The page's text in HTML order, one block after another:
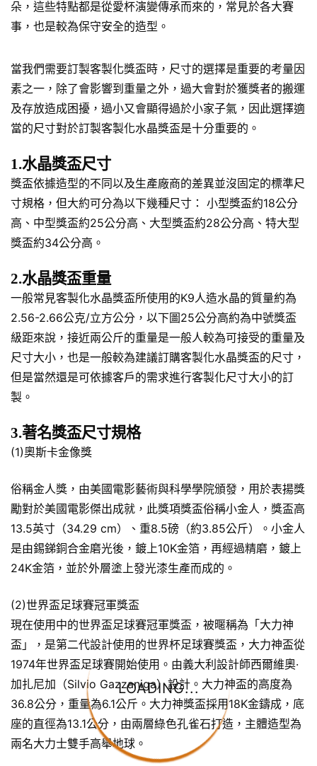
LOADING...
朵，這些特點都是從愛杯演變傳承而來的，常見於各大賽
事，也是較為保守安全的造型。
當我們需要訂製客製化獎盃時，尺寸的選擇是重要的考量因
素之一，除了會影響到重量之外，過大會對於獲獎者的搬運
及存放造成困擾，過小又會顯得過於小家子氣，因此選擇適
當的尺寸對於訂製客製化水晶獎盃是十分重要的。
1.水晶獎盃尺寸
獎盃依據造型的不同以及生產廠商的差異並沒固定的標準尺
寸規格，但大約可分為以下幾種尺寸： 小型獎盃約18公分
高、中型獎盃約25公分高、大型獎盃約28公分高、特大型
獎盃約34公分高。
2.水晶獎盃重量
一般常見客製化水晶獎盃所使用的K9人造水晶的質量約為
2.56-2.66公克/立方公分，以下圖25公分高約為中號獎盃
級距來說，接近兩公斤的重量是一般人較為可接受的重量及
尺寸大小，也是一般較為建議訂購客製化水晶獎盃的尺寸，
但是當然還是可依據客戶的需求進行客製化尺寸大小的訂
製。
3.著名獎盃尺寸規格
(1)奧斯卡金像獎
俗稱金人獎，由美國電影藝術與科學學院頒發，用於表揚獎
勵對於美國電影傑出成就，此獎項獎盃俗稱小金人，獎盃高
13.5英寸（34.29 cm）、重8.5磅（約3.85公斤）。小金人
是由錫銻銅合金磨光後，鍍上10K金箔，再經過精磨，鍍上
24K金箔，並於外層塗上發光漆生產而成的。
(2)世界盃足球賽冠軍獎盃
現在使用中的世界盃足球賽冠軍獎盃，被暱稱為「大力神
盃」，是第二代設計使用的世界杯足球賽獎盃，大力神盃從
1974年世界盃足球賽開始使用。由義大利設計師西爾維奧·
加扎尼加（Silvio Gazzaniga）設計。大力神盃的高度為
36.8公分，重量為6.1公斤。大力神獎盃採用18K金鑄成，底
座的直徑為13.1公分，由兩層綠色孔雀石打造，主體造型為
兩名大力士雙手高舉地球。